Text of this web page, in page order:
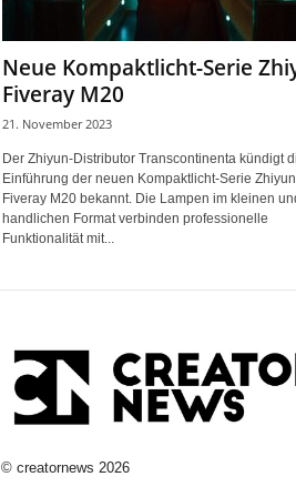
Neue Kompaktlicht-Serie
Fiveray M20
21. November 2023
Der Zhiyun-Distributor Transcontinenta kündigt
Einführung der neuen Kompaktlicht-Serie Zhiyun
Fiveray M20 bekannt. Die Lampen im kleinen
handlichen Format verbinden professionelle
Funktionalität mit...
© creatornews 2026